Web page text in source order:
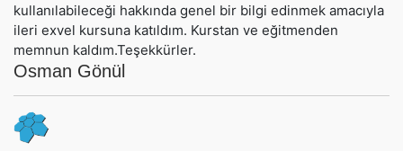
kullanılabileceği hakkında genel bir bilgi edinmek amacıyla
ileri exvel kursuna katıldım. Kurstan ve eğitmenden
memnun kaldım.Teşekkürler.
Osman Gönül